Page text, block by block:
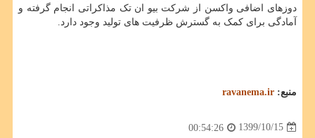
دوزهای اضافی واکسن از شرکت بیو ان تک مذاکراتی انجام گرفته و
آمادگی برای کمک به گسترش ظرفیت های تولید وجود دارد.
منبع: ravanema.ir
1399/10/15
00:54:26